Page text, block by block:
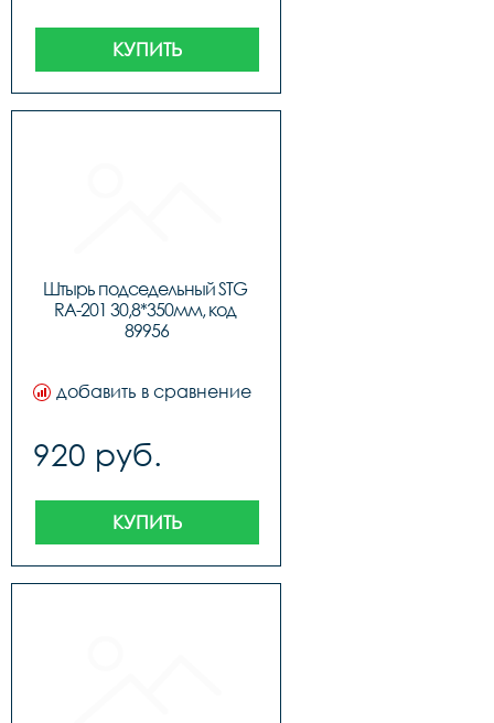
КУПИТЬ
Штырь подседельный STG
RA-201 30,8*350мм, код
89956
добавить в сравнение
920 руб.
КУПИТЬ